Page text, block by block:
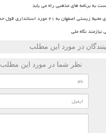
به برنامه های مذهبی راه می یابد
به ۲۱ مورد استانداری قول حمایت داد
نیازمند نگاه ملی
در مورد این مطلب
نظر شما در مورد این مطلب